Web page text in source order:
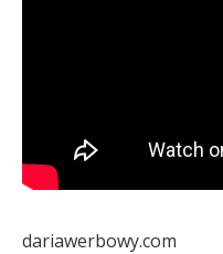
dariawerbowy.com